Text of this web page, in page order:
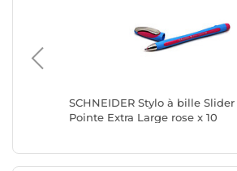
SCHNEIDER Stylo à bille
Pointe Extra Large rose x 10